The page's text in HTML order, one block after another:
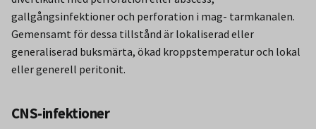
gallgångsinfektioner och perforation i mag- tarmkanalen.
Gemensamt för dessa tillstånd är lokaliserad eller
generaliserad buksmärta, ökad kroppstemperatur och lokal
eller generell peritonit.
CNS-infektioner